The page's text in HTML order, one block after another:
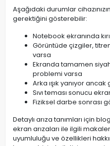
Aşağıdaki durumlar
gerektiğini gösterebilir:
Notebook ekranında
Görüntüde çizgiler,
varsa
Ekranda tamamen
problemi varsa
Arka ışık yanıyor
Sıvı teması sonucu
Fiziksel darbe sonrası
Detaylı arıza tanımları için
ekran arızaları ile ilgili
uyumluluğu ve özellikleri